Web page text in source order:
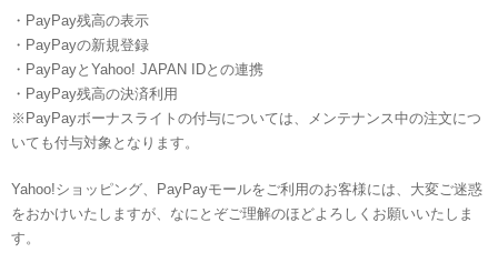
・PayPay残高の表示
・PayPayの新規登録
・PayPayとYahoo! JAPAN IDとの連携
・PayPay残高の決済利用
※PayPayボーナスライトの付与については、メンテナンス中の注文につ
いても付与対象となります。
Yahoo!ショッピング、PayPayモールをご利用のお客様には、大変ご迷惑
をおかけいたしますが、なにとぞご理解のほどよろしくお願いいたしま
す。